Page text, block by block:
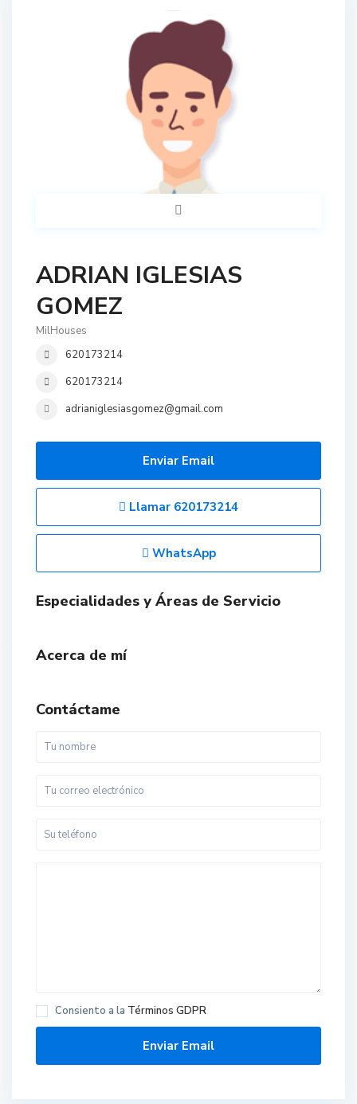
ADRIAN IGLESIAS
GOMEZ
MilHouses
620173214
620173214
adrianiglesiasgomez@gmail.com
Enviar Email
Llamar 620173214
WhatsApp
Especialidades y Áreas de Servicio
Acerca de mí
Contáctame
Consiento a la Términos GDPR